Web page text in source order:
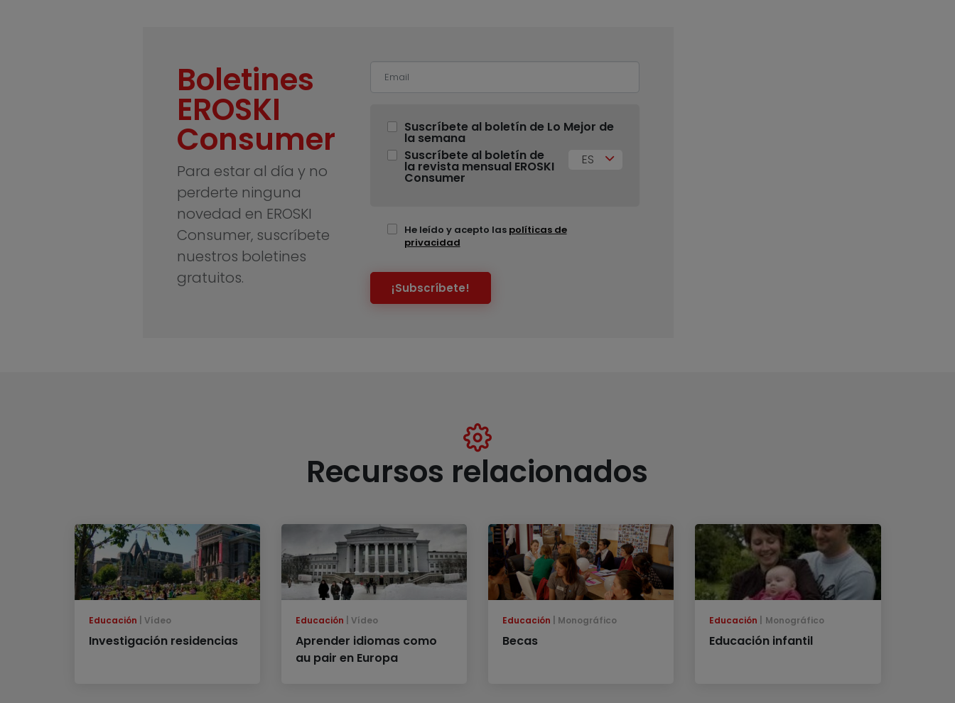
Boletines
EROSKI
Consumer
Para estar al día y no
perderte ninguna
novedad en EROSKI
Consumer, suscríbete
nuestros boletines
gratuitos.
Suscríbete al boletín de Lo Mejor de
la semana
Suscríbete al boletín de
la revista mensual EROSKI
Consumer
ES
He leído y acepto las políticas de
privacidad
¡Subscríbete!
Recursos relacionados
Educación Vídeo
Investigación residencias
Educación Vídeo
Aprender idiomas como
au pair en Europa
Educación Monográfico
Becas
Educación Monográfico
Educación infantil